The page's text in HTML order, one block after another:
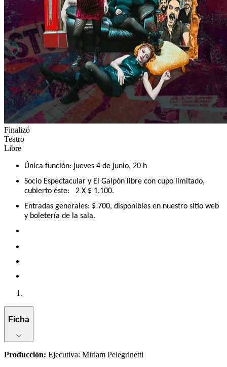
Finalizó
Teatro
Libre
Única función: jueves 4 de junio, 20 h
Socio Espectacular y El Galpón libre con cupo limitado,
cubierto éste: 2 X $ 1.100.
Entradas generales: $ 700, disponibles en nuestro sitio web
y boletería de la sala.
Ficha
Producción: Ejecutiva: Miriam Pelegrinetti